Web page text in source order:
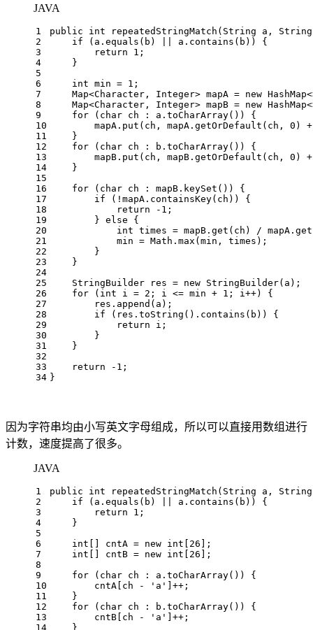
JAVA
1
2
3
4
5
6
7
8
9
10
11
12
13
14
15
16
17
18
19
20
21
22
23
24
25
26
27
28
29
30
31
32
33
34
public int repeatedStringMatch (String a,
if (a.equals(b) || a.contains(b)) {
return
1 ;
    }
int min = 1 ;
    Map<Character, Integer> mapA =
new HashMap
    Map<Character, Integer> mapB =
new HashMap
for ( char ch : a.toCharArray()) {
        mapA.put(ch, mapA.getOrDefault(ch,
0 )
    }
for ( char ch : b.toCharArray()) {
        mapB.put(ch, mapB.getOrDefault(ch,
0 )
    }
for ( char ch : mapB.keySet()) {
if (!mapA.containsKey(ch)) {
return - 1 ;
        }
else {
int times = mapB.get(ch) /
            min = Math.max(min, times);
        }
    }
StringBuilder
res = new StringBuilder(a);
for ( int i = 2 ; i <= min + 1 ; i++) {
        res.append(a);
if (res.toString().contains(b)) {
return i;
        }
    }
return - 1 ;
}
因为字符串均由小写英文字母组成，所以可以直接用数组进行
计数，速度提高了很多。
JAVA
1
2
3
4
5
6
7
8
9
10
11
12
13
14
public int repeatedStringMatch (String a,
if (a.equals(b) || a.contains(b)) {
return
1 ;
    }
int [] cntA = new int 26 ];
int [] cntB = new int 26 ];
for ( char ch : a.toCharArray()) {
        cntA[ch -
'a'
]++;
    }
for ( char ch : b.toCharArray()) {
        cntB[ch -
'a'
]++;
    }